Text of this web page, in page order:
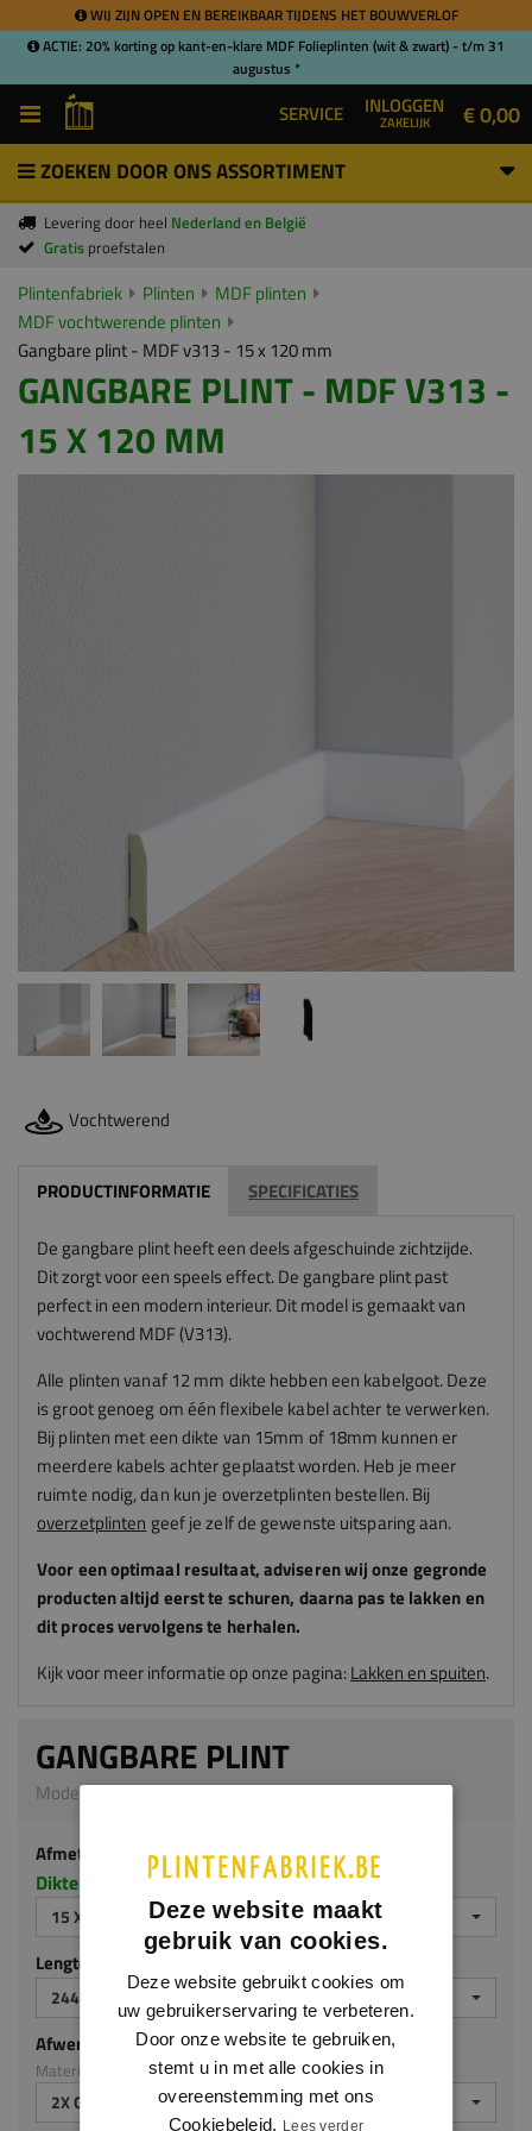
WIJ ZIJN OPEN EN BEREIKBAAR TIJDENS HET BOUWVERLOF
ACTIE: 20% korting op kant-en-klare MDF Folieplinten (wit & zwart) - t/m 31
augustus *
SERVICE INLOGGEN
ZAKELIJK € 0,00
ZOEKEN DOOR ONS ASSORTIMENT
Levering door heel Nederland en België
Gratis proefstalen
Plintenfabriek Plinten
MDF plinten
MDF vochtwerende plinten
Gangbare plint - MDF v313 - 15 x 120 mm
GANGBARE PLINT - MDF V313 -
15 X 120 MM
Vochtwerend
PRODUCTINFORMATIE SPECIFICATIES
De gangbare plint heeft een deels afgeschuinde zichtzijde.
Dit zorgt voor een speels effect. De gangbare plint past
perfect in een modern interieur. Dit model is gemaakt van
vochtwerend MDF (V313).
Alle plinten vanaf 12 mm dikte hebben een kabelgoot. Deze
is groot genoeg om één flexibele kabel achter te verwerken.
Bij plinten met een dikte van 15mm of 18mm kunnen er
meerdere kabels achter geplaatst worden. Heb je meer
ruimte nodig, dan kun je overzetplinten bestellen. Bij
overzetplinten geef je zelf de gewenste uitsparing aan.
Voor een optimaal resultaat, adviserenwijonze gegronde
producten altijd eerst te schuren, daarna pas te lakken en
dit proces vervolgens te herhalen.
Kijk voor meer informatie op onze pagina:Lakken en spuiten.
GANGBARE PLINT
Model 0127 | 15 x 120 mm | MDF v313
Afmeting
Dikte x hoogte in millimeters
15 X 120 MM
Lengte (mm)
2440 MM
Afwerking
Materiaal: MDF v313
2X GEGROND
Deze website maakt
gebruik van cookies.
Deze website gebruikt cookies om
uw gebruikerservaring te verbeteren.
Door onze website te gebruiken,
stemt u in met alle cookies in
overeenstemming met ons
Cookiebeleid. Lees verder